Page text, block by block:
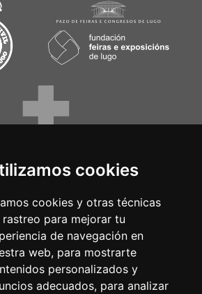
cookies
cookies y otras técnicas
rastreo para mejorar tu
de navegación en
web, para mostrarte
personalizados y
adecuados, para analizar
Circuitos Oficiais